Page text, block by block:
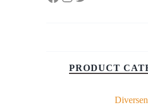
PRODUCT
Diversen